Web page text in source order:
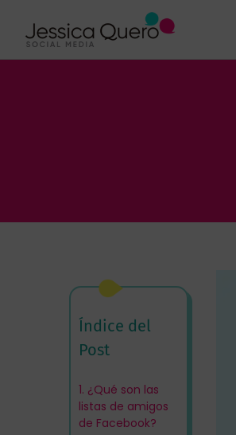
Índice del
Post
1. ¿Qué son las
listas de amigos
de Facebook?